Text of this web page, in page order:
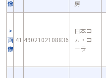
像
房
画
像
41 4902102108836
日本コ
カ・コ
ーラ